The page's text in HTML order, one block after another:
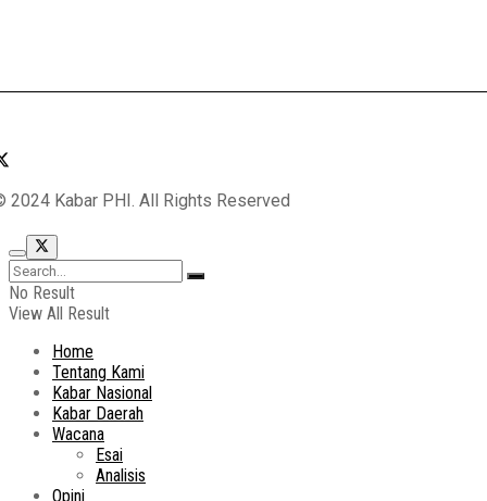
2024 Kabar PHI. All Rights Reserved
No Result
View All Result
Home
Tentang Kami
Kabar Nasional
Kabar Daerah
Wacana
Esai
Analisis
Opini